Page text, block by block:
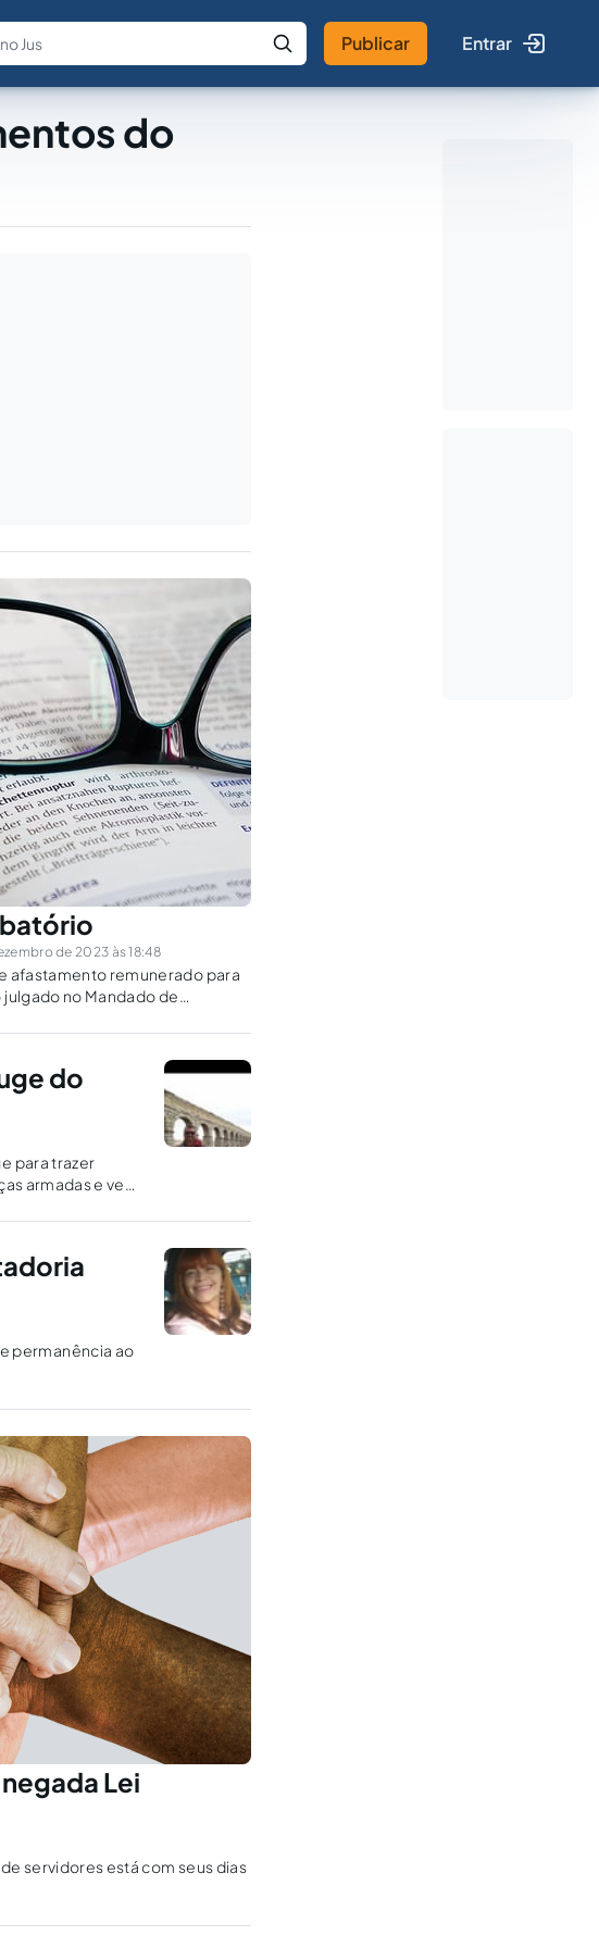
Fale com a IA Buscar no Jus
Publicar Entrar
do
de 2023 às 18:48
afastamento remunerado para
no Mandado de
do
para trazer
armadas e vem
permanência ao
Lei
servidores está com seus dias